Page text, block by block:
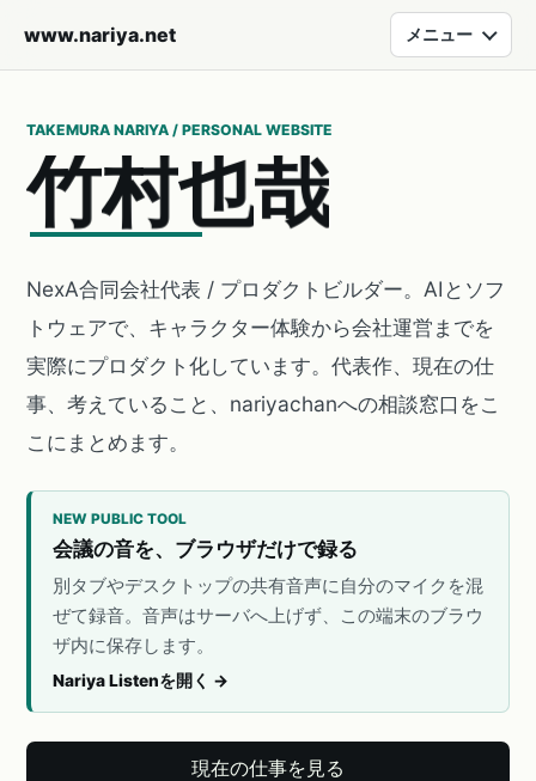
www.nariya.net メニュー
TAKEMURA NARIYA / PERSONAL WEBSITE
竹村也哉
NexA合同会社代表 / プロダクトビルダー。AIとソフ
トウェアで、キャラクター体験から会社運営までを
実際にプロダクト化しています。代表作、現在の仕
事、考えていること、nariyachanへの相談窓口をこ
こにまとめます。
NEW PUBLIC TOOL
会議の音を、ブラウザだけで録る
別タブやデスクトップの共有音声に自分のマイクを混
ぜて録音。音声はサーバへ上げず、この端末のブラウ
ザ内に保存します。
Nariya Listenを開く →
現在の仕事を見る